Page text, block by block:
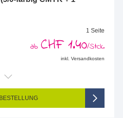
1 Seite
ab CHF 1.40/Stck.
inkl. Versandkosten
300 x 150 mm
bedruckt, Rückseite unbedruckt)
bedruckt + 1 Sonderfarbe)